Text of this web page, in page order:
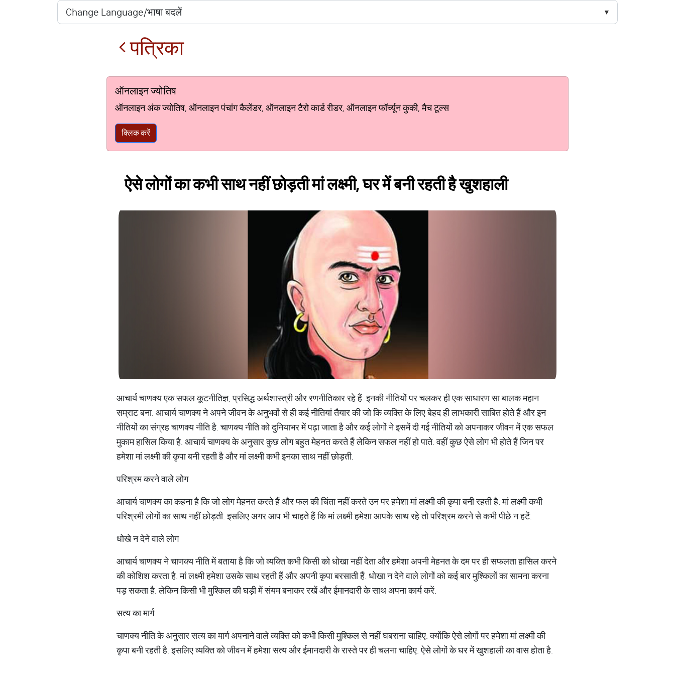
पत्रिका
ऑनलाइन ज्योतिष
ऑनलाइन अंक ज्योतिष, ऑनलाइन पंचांग कैलेंडर, ऑनलाइन टैरो कार्ड रीडर, ऑनलाइन फॉर्च्यून कुकी, मैच टूल्स
क्लिक करें
ऐसे लोगों का कभी साथ नहीं छोड़ती मां लक्ष्मी, घर में बनी रहती है खुशहाली
आचार्य चाणक्य एक सफल कूटनीतिज्ञ, प्रसिद्ध अर्थशास्त्री और रणनीतिकार रहे हैं. इनकी नीतियों पर चलकर ही एक साधारण सा बालक महान
सम्राट बना. आचार्य चाणक्य ने अपने जीवन के अनुभवों से ही कई नीतियां तैयार की जो कि व्यक्ति के लिए बेहद ही लाभकारी साबित होते हैं और इन
नीतियों का संग्रह चाणक्य नीति है. चाणक्य नीति को दुनियाभर में पढ़ा जाता है और कई लोगों ने इसमें दी गई नीतियों को अपनाकर जीवन में एक सफल
मुकाम हासिल किया है. आचार्य चाणक्य के अनुसार कुछ लोग बहुत मेहनत करते हैं लेकिन सफल नहीं हो पाते. वहीं कुछ ऐसे लोग भी होते हैं जिन पर
हमेशा मां लक्ष्मी की कृपा बनी रहती है और मां लक्ष्मी कभी इनका साथ नहीं छोड़ती.
परिश्रम करने वाले लोग
आचार्य चाणक्य का कहना है कि जो लोग मेहनत करते हैं और फल की चिंता नहीं करते उन पर हमेशा मां लक्ष्मी की कृपा बनी रहती है. मां लक्ष्मी कभी
परिश्रमी लोगों का साथ नहीं छोड़ती. इसलिए अगर आप भी चाहते हैं कि मां लक्ष्मी हमेशा आपके साथ रहे तो परिश्रम करने से कभी पीछे न हटें.
धोखे न देने वाले लोग
आचार्य चाणक्य ने चाणक्य नीति में बताया है कि जो व्यक्ति कभी किसी को धोखा नहीं देता और हमेशा अपनी मेहनत के दम पर ही सफलता हासिल करने
की कोशिश करता है. मां लक्ष्मी हमेशा उसके साथ रहती हैं और अपनी कृपा बरसाती हैं. धोखा न देने वाले लोगों को कई बार मुश्किलों का सामना करना
पड़ सकता है. लेकिन किसी भी मुश्किल की घड़ी में संयम बनाकर रखें और ईमानदारी के साथ अपना कार्य करें.
सत्य का मार्ग
चाणक्य नीति के अनुसार सत्य का मार्ग अपनाने वाले व्यक्ति को कभी किसी मुश्किल से नहीं घबराना चाहिए. क्योंकि ऐसे लोगों पर हमेशा मां लक्ष्मी की
कृपा बनी रहती है. इसलिए व्यक्ति को जीवन में हमेशा सत्य और ईमानदारी के रास्ते पर ही चलना चाहिए. ऐसे लोगों के घर में खुशहाली का वास होता है.